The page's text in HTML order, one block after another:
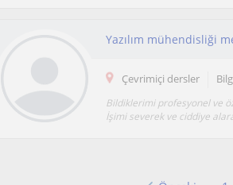
Çevrimiçi dersler
Bildiklerimi profesyonel ve
İşimi severek ve ciddiye